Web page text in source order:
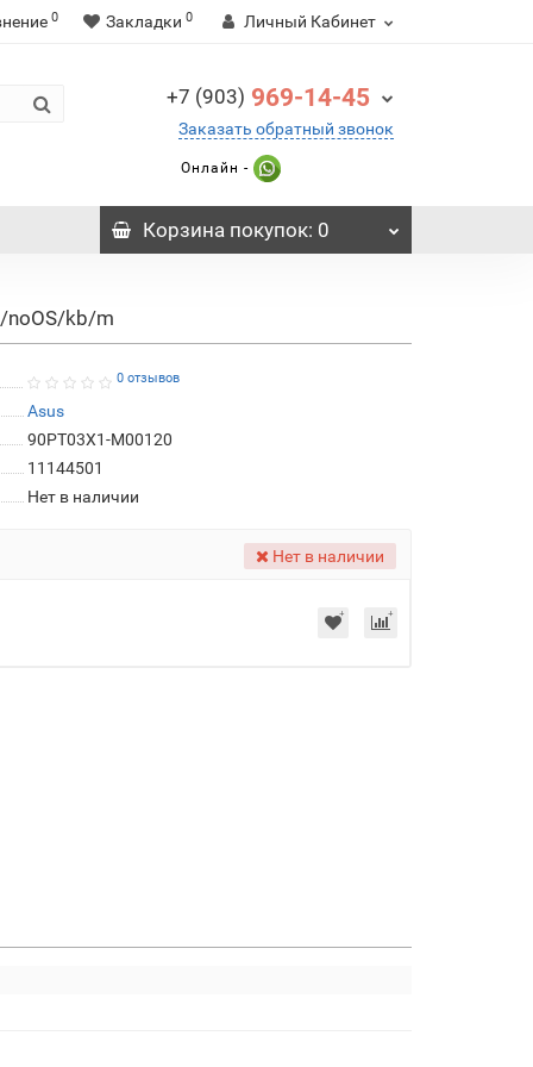
0 Закладки 0 Личный Кабинет
+7 (903) 969-14-45
Заказать обратный звонок
Онлайн -
Корзинапокупок: 0
noOS/kb/m
0 отзывов
Asus
90PT03X1-M00120
11144501
Нет в наличии
Нет в наличии